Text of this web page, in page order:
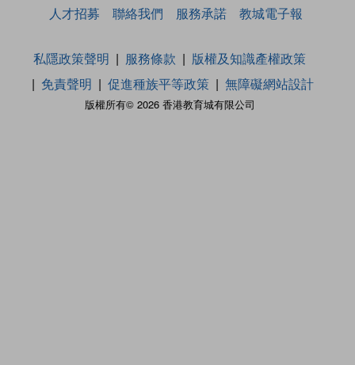
人才招募
聯絡我們 服務承諾 教城電子報
版權所有© 2026 香港教育城有限公司
私隱政策聲明 服務條款
版權及知識產權政策
免責聲明
促進種族平等政策 無障礙網站設計